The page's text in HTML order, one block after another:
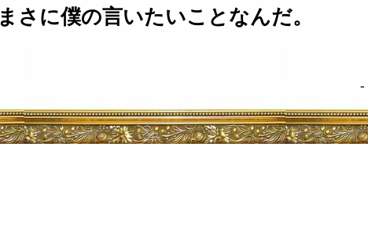
まさに僕の言いたいことなんだ。
-